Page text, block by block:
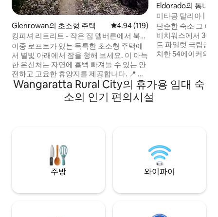
Glenrowan의 초소형 주택 평점 4.94점(5점 만점), 후기 119
4.94 (119)
킹피셔 리트리트 - 작은 집 멜버른에서 북동
쪽으로 2.5시간 거리
이중 로프트가 있는 독특한 초소형 주택에
서 별빛 아래에서 잠을 청해 보세요. 이 아늑
한 은신처는 자연에 흠뻑 빠져들 수 있는 안
전하고 고요한 휴양지를 제공합니다. 📍 위
치 특징 • 멜버른에서 단 2.5시간 거리 • 왕가
라타에서 15분 거리 • 휴이 고속도로에서
3km • 와인 생산지에 위치 • 현지 펍, 카페,
즈 침대 1개 싱글침대 2
Eldorado의 통나
미타공 탈리아 | 느
나는 밤
단순한 숙소 그 이
비치워스에서 30
트 파일럿 국립공
치한 54에이커의
함을 즐기고, 보드
불 옆에서 휴식을
Wangaratta Rural City의 휴가용 임대 숙
소의 인기 편의시설
주방 와이파이